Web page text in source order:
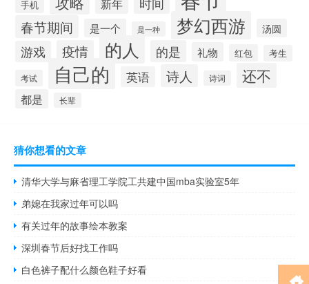
手机 新年
春节期间 是一个 是一种 梦幻西游 汤圆
游戏 疫情 的人 的是 礼物 红包
考生
考试
自己的 英语 诗人 诗词 还不
都是 长辈
猜你想看的文章
清华大学与麻省理工学院工共建中国mba实验室5年
弟媳在我家过年可以吗
有关过年的故事绘本教案
深圳春节后好找工作吗
白色裤子配什么颜色鞋子好看